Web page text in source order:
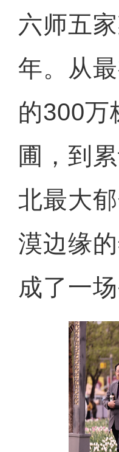
六师五
年。从
的300万
圃，到
北最大
漠边缘
成了一